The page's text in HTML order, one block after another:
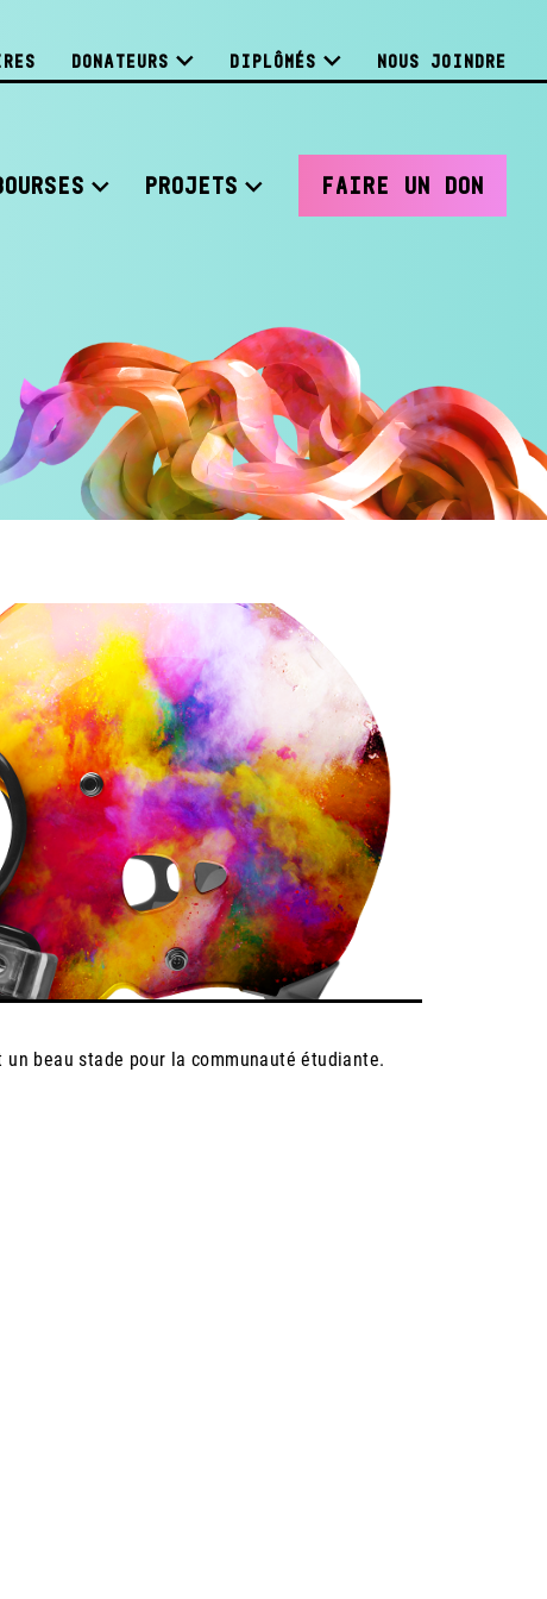
DONATEURS DIPLÔMÉS NOUS JOINDRE
PROJETS FAIRE UN DON
beau stade pour la communauté étudiante.